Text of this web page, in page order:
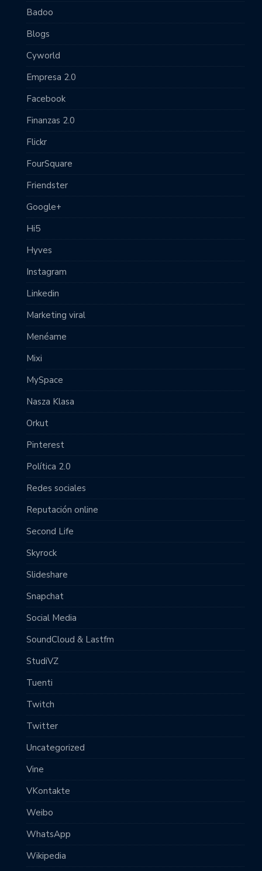
Badoo
Blogs
Cyworld
Empresa 2.0
Facebook
Finanzas 2.0
Flickr
FourSquare
Friendster
Google+
Hi5
Hyves
Instagram
Linkedin
Marketing viral
Menéame
Mixi
MySpace
Nasza Klasa
Orkut
Pinterest
Política 2.0
Redes sociales
Reputación online
Second Life
Skyrock
Slideshare
Snapchat
Social Media
SoundCloud & Lastfm
StudiVZ
Tuenti
Twitch
Twitter
Uncategorized
Vine
VKontakte
Weibo
WhatsApp
Wikipedia